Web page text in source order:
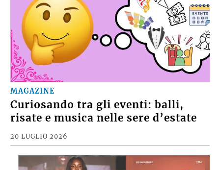
MAGAZINE
Curiosando tra gli eventi: balli,
risate e musica nelle sere d’estate
20 LUGLIO 2026